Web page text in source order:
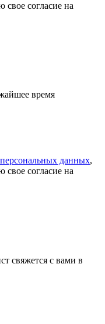
свое согласие на
время
данных,
свое согласие на
свяжется с вами в